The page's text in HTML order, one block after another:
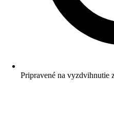
Pripravené na vyzdvihnutie